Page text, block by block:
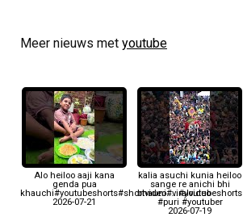
Meer nieuws met youtube
Alo heiloo aaji kana
genda pua
khauchi#youtubeshorts#shortvideo#viralvideo
2026-07-21
kalia asuchi kunia heiloo
sange re anichi bhi
bhauni.....#youtubeshorts
#puri #youtuber
2026-07-19